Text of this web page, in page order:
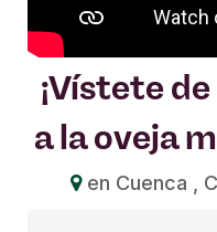
¡Vístete
a la oveja
en Cuenca ,